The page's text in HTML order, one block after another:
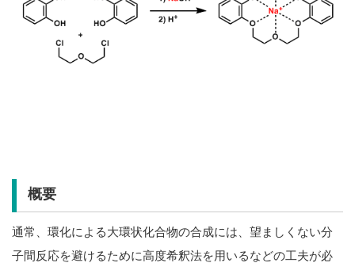
概要
通常、環化による大環状化合物の合成には、望ましくない分
子間反応を避けるために高度希釈法を用いるなどの工夫が必